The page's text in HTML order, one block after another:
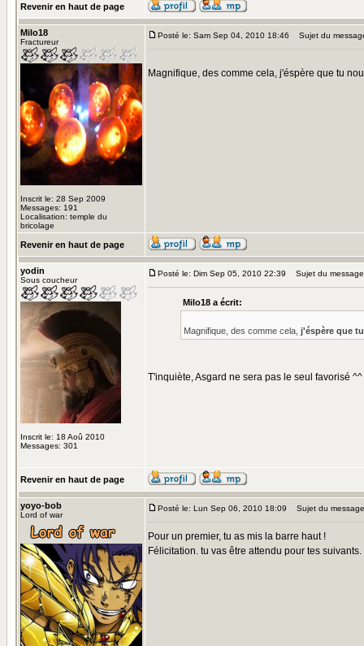
Revenir en haut de page
Milo18
Fractureur
Inscrit le: 28 Sep 2009
Messages: 191
Localisation: temple du
bricolage
Posté le: Sam Sep 04, 2010 18:46 Sujet du
Magnifique, des comme cela, j'éspère que tu
Revenir en haut de page
yodin
Sous coucheur
Inscrit le: 18 Aoû 2010
Messages: 301
Posté le: Dim Sep 05, 2010 22:39 Sujet du
Milo18 a écrit:
Magnifique, des comme cela, j'éspère que
T'inquiète, Asgard ne sera pas le seul favorisé ^^
Revenir en haut de page
yoyo-bob
Lord of war
Posté le: Lun Sep 06, 2010 18:09 Sujet du
Pour un premier, tu as mis la barre haut !
Félicitation. tu vas être attendu pour tes suivants.